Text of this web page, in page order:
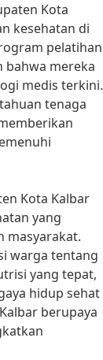
Kota
kesehatan di
pelatihan
bahwa mereka
medis terkini.
tenaga
Kota Kalbar
yang
masyarakat.
warga tentang
yang tepat,
hidup sehat
berupaya